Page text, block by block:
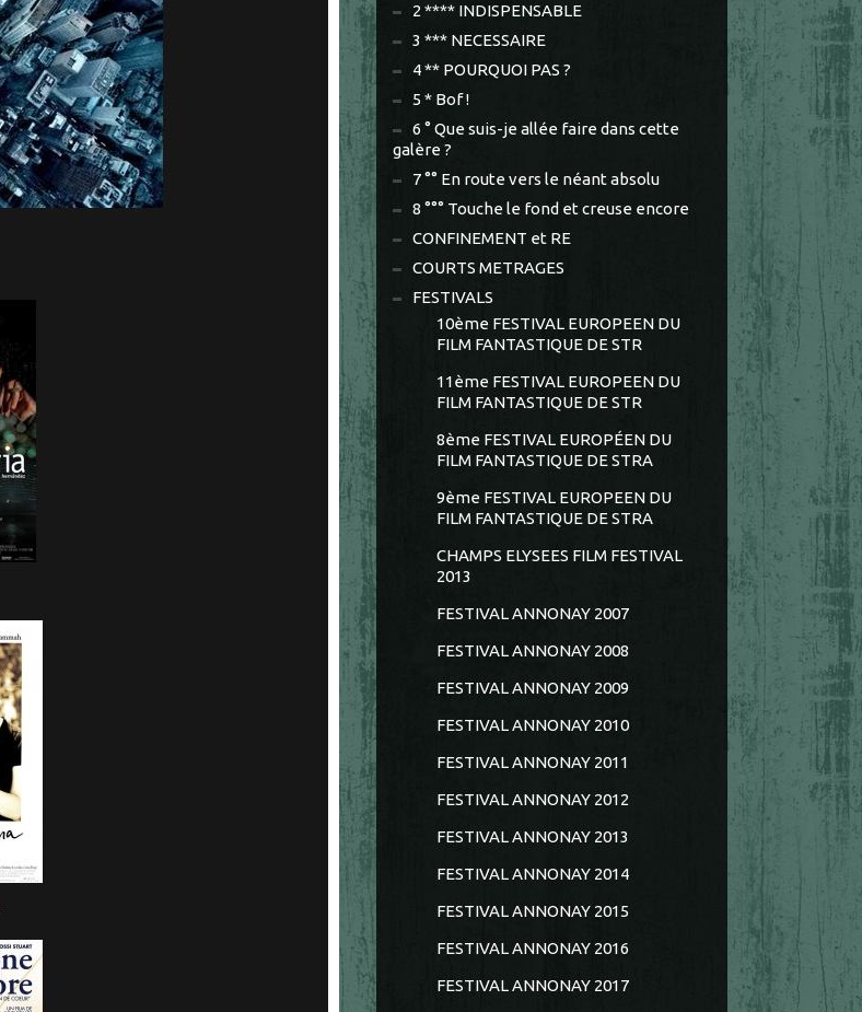
2 **** INDISPENSABLE
3 *** NECESSAIRE
4 ** POURQUOI PAS ?
5 * Bof !
6 ° Que suis-je allée faire dans cette
galère ?
7 °° En route vers le néant absolu
8 °°° Touche le fond et creuse encore
CONFINEMENT et RE
COURTS METRAGES
FESTIVALS
10ème FESTIVAL EUROPEEN DU
FILM FANTASTIQUE DE STR
11ème FESTIVAL EUROPEEN DU
FILM FANTASTIQUE DE STR
8ème FESTIVAL EUROPÉEN DU
FILM FANTASTIQUE DE STRA
9ème FESTIVAL EUROPEEN DU
FILM FANTASTIQUE DE STRA
CHAMPS ELYSEES FILM FESTIVAL
2013
FESTIVAL ANNONAY 2007
FESTIVAL ANNONAY 2008
FESTIVAL ANNONAY 2009
FESTIVAL ANNONAY 2010
FESTIVAL ANNONAY 2011
FESTIVAL ANNONAY 2012
FESTIVAL ANNONAY 2013
FESTIVAL ANNONAY 2014
FESTIVAL ANNONAY 2015
FESTIVAL ANNONAY 2016
FESTIVAL ANNONAY 2017